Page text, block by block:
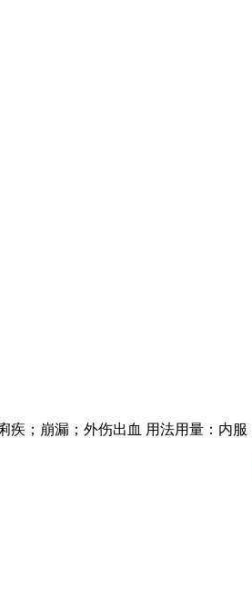
；崩漏；外伤出血 用法用量：内服